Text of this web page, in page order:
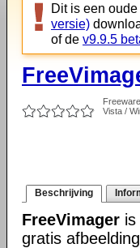
Dit is een
versie)
of de v9.9.5
Freeware
Vista /
Beschrijving
FreeVimager is
gratis